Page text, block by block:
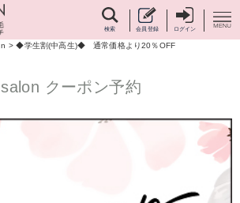
検索 会員登録 ログイン
>◆学生割(中高生)◆ 通常価格より20％OFF
クーポン予約